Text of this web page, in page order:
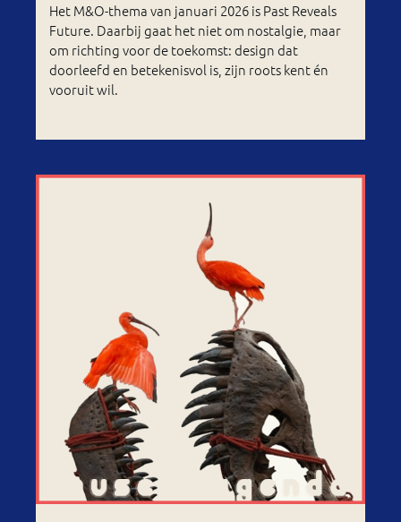
Het M&O-thema van januari 2026 is Past Reveals
Future. Daarbij gaat het niet om nostalgie, maar
om richting voor de toekomst: design dat
doorleefd en betekenisvol is, zijn roots kent én
vooruit wil.